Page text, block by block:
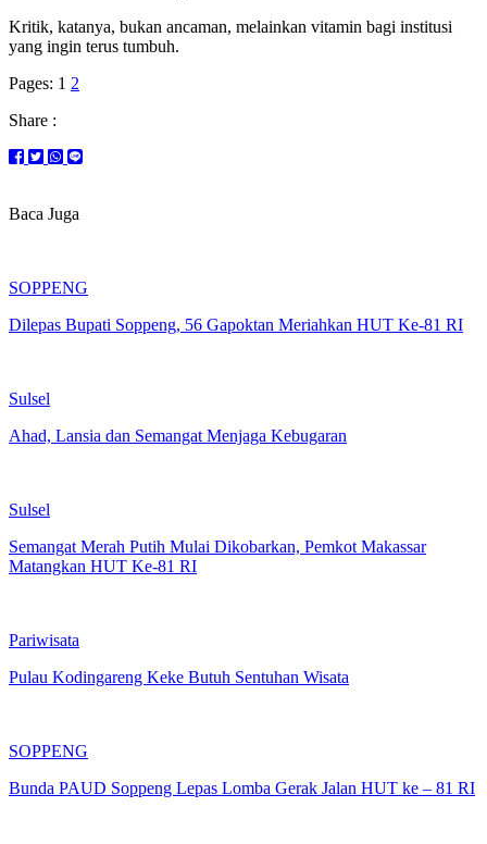
Kritik, katanya, bukan ancaman, melainkan vitamin bagi institusi
yang ingin terus tumbuh.
Pages: 1 2
Share :
Baca Juga
SOPPENG
Dilepas Bupati Soppeng, 56 Gapoktan Meriahkan HUT Ke-81 RI
Sulsel
Ahad, Lansia dan Semangat Menjaga Kebugaran
Sulsel
Semangat Merah Putih Mulai Dikobarkan, Pemkot Makassar
Matangkan HUT Ke-81 RI
Pariwisata
Pulau Kodingareng Keke Butuh Sentuhan Wisata
SOPPENG
Bunda PAUD Soppeng Lepas Lomba Gerak Jalan HUT ke – 81 RI